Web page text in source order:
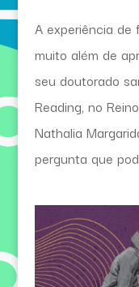
A experiência de
muito além de
seu doutorado
Reading, no
Nathalia
pergunta que